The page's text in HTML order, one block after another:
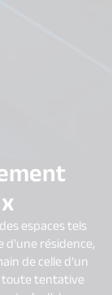
espaces tels
résidence,
de celle d’un
tentative